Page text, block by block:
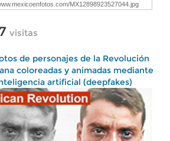
visitas
de personajes de la Revolución
coloreadas y animadas mediante
artificial (deepfakes)